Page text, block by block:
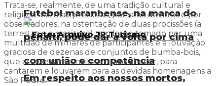
Futebol maranhense, na marca do
pênalti, pode dar a volta por cima
com união e competência
Em respeito aos nossos mortos,
Trata-se, realmente, de uma tradição cultural e
religiosa das mais preciosas, por seus devotos e por
observadores, na ostentação de duas procissões (a
terrestre e a marítima), um largo tomado por uma
multidão de milhares de participantes e a louvação
graciosa de dezenas de conjuntos de bumba-bois,
que atravessam e noite e o amanhecer, para
cantarem e louvarem para as devidas homenagens a
São Pedro.